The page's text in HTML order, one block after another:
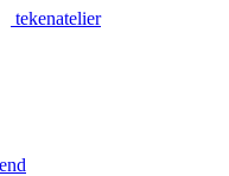
tekenatelier